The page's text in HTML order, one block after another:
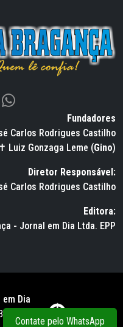
Fundadores
Carlos Rodrigues Castilho
✝ Luiz Gonzaga Leme (Gino)
Diretor Responsável:
Carlos Rodrigues Castilho
Editora:
- Jornal em Dia Ltda. EPP
Dia
RUSSO
Contate pelo WhatsApp